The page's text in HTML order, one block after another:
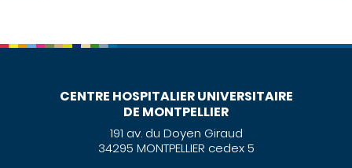
CENTRE HOSPITALIER UNIVERSITAIRE
DE MONTPELLIER
191 av. du Doyen Giraud
34295 MONTPELLIER cedex 5